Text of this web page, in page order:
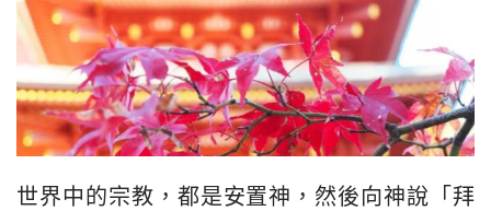
世界中的宗教，都是安置神，然後向神說「拜